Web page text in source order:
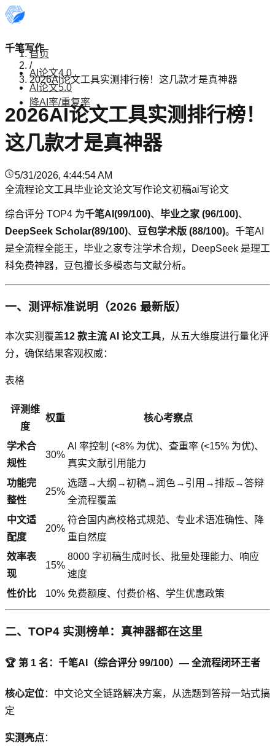
千笔写作
AI论文4.0
AI论文5.0
降AI率/重复率
首页
/
2026AI论文工具实测排行榜！这几款才是真神器
2026AI论文工具实测排行榜！
这几款才是真神器
5/31/2026, 4:44:54 AM
全流程论文工具毕业论文论文写作论文初稿ai写论文
综合评分 TOP4 为千笔AI(99/100)、 毕业之家 (96/100)、
DeepSeek Scholar(89/100)、 豆包学术版 (88/100)。千笔AI
是全流程全能王，毕业之家专注学术合规，DeepSeek 是理工
科免费神器，豆包擅长多模态与文献分析。
一、测评标准说明（2026 最新版）
本次实测覆盖12 款主流 AI 论文工具，从五大维度进行量化评
分，确保结果客观权威：
表格
评测维
度
权重 核心考察点
学术合
规性
30%
AI 率控制 (<8% 为优)、查重率 (<15% 为优)、
真实文献引用能力
功能完
整性
25%
选题→大纲→初稿→润色→引用→排版→答辩
全流程覆盖
中文适
配度
20%
符合国内高校格式规范、专业术语准确性、降
重自然度
效率表
现
15%
8000 字初稿生成时长、批量处理能力、响应
速度
性价比
10% 免费额度、付费价格、学生优惠政策
二、TOP4 实测榜单：真神器都在这里
🏆 第 1 名：千笔AI（综合评分 99/100）— 全流程闭环王者
核心定位：中文论文全链路解决方案，从选题到答辩一站式搞
定
实测亮点：